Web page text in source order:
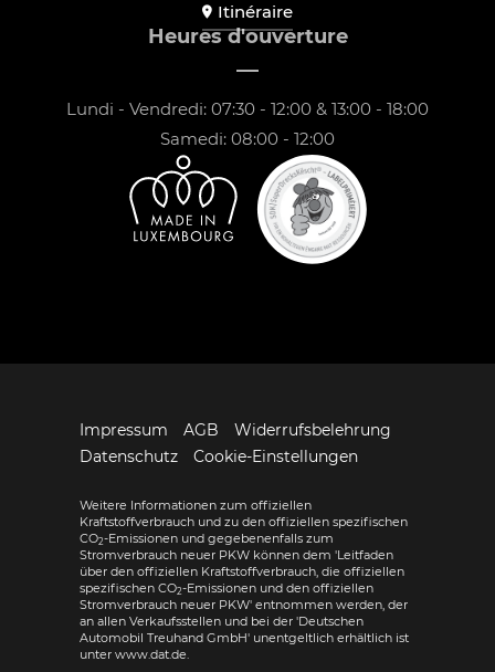
Itinéraire
Heures d'ouverture
Lundi - Vendredi: 07:30 - 12:00 & 13:00 - 18:00
Samedi: 08:00 - 12:00
Impressum AGB
Widerrufsbelehrung
Datenschutz
Cookie-Einstellungen
Weitere Informationen zum offiziellen
Kraftstoffverbrauch und zu den offiziellen spezifischen
CO2-Emissionen und gegebenenfalls zum
Stromverbrauch neuer PKW können dem 'Leitfaden
über den offiziellen Kraftstoffverbrauch, die offiziellen
spezifischen CO2-Emissionen und den offiziellen
Stromverbrauch neuer PKW' entnommen werden, der
an allen Verkaufsstellen und bei der 'Deutschen
Automobil Treuhand GmbH' unentgeltlich erhältlich ist
unter www.dat.de.